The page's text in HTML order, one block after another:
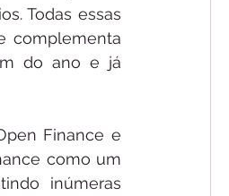
Todas essas
complementa
do ano e já
Finance e
como um
inúmeras